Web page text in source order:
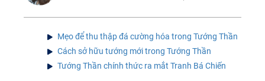
Mẹo để thu thập đá cường hóa trong Tướng Thần
Cách sở hữu tướng mới trong Tướng Thần
Tướng Thần chính thức ra mắt Tranh Bá Chiến